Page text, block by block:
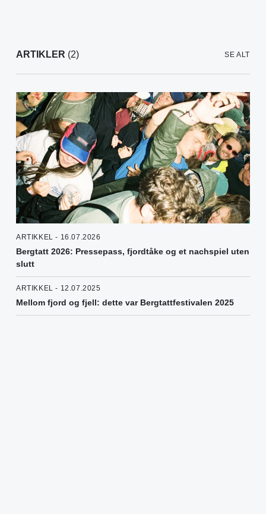
ARTIKLER (2) SE ALT
ARTIKKEL - 16.07.2026
Bergtatt 2026: Pressepass, fjordtåke og et nachspiel uten
slutt
ARTIKKEL - 12.07.2025
Mellom fjord og fjell: dette var Bergtattfestivalen 2025